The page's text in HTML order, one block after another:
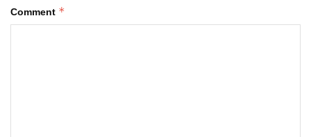
Comment *